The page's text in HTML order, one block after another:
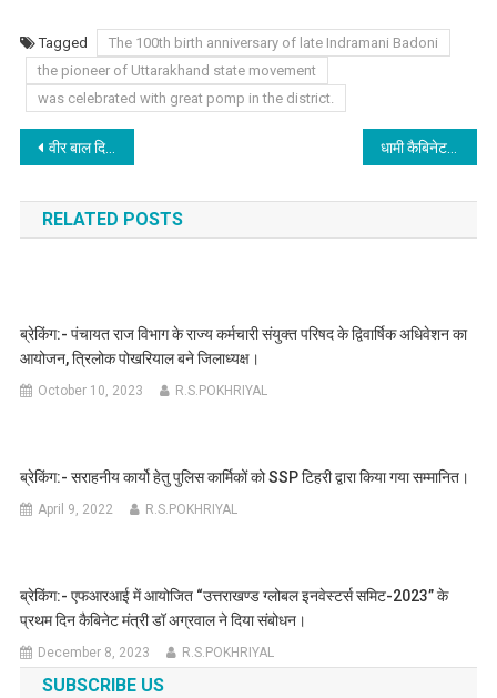
Tagged
The 100th birth anniversary of late Indramani Badoni
the pioneer of Uttarakhand state movement
was celebrated with great pomp in the district.
Post
navigation
वीर बाल दिवस के उपलक्ष में आयोजित कार्यक्रम में होनहार बच्चे सम्मानित।
RELATED POSTS
ब्रेकिंग:- पंचायत राज विभाग के राज्य कर्मचारी संयुक्त परिषद के द्विवार्षिक अधिवेशन का
आयोजन, त्रिलोक पोखरियाल बने जिलाध्यक्ष।
October 10, 2023 R.S.POKHRIYAL
ब्रेकिंग:- सराहनीय कार्यो हेतु पुलिस कार्मिकों को SSP टिहरी द्वारा किया गया सम्मानित।
April 9, 2022 R.S.POKHRIYAL
ब्रेकिंग:- एफआरआई में आयोजित “उत्तराखण्ड ग्लोबल इनवेस्टर्स समिट-2023” के
प्रथम दिन कैबिनेट मंत्री डॉ अग्रवाल ने दिया संबोधन।
December 8, 2023 R.S.POKHRIYAL
SUBSCRIBE US